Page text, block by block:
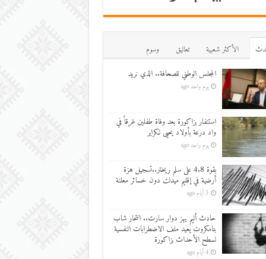
اﻷكثر شعبية تعاليق
وسوم
المجلس الوطني للصحافة.. الذي نريد
يوم واحد ago
استنفار بزاكورة بعد وفاة طفلين غرقاً في
واد درعة بأولاد يحيى لكراير
يوم واحد ago
بقوة 4.8 على سلم ريختر..تسجيل هزة
أرضية في إقليم ميدلت دون خسائر معلنة
3 أيام ago
حادث أليم يهز دوار سارت.. انتحار شاب
بتامكروت يعيد ملف الاضطرابات النفسية
لسطح الأحداث بزاكورة
4 أيام ago